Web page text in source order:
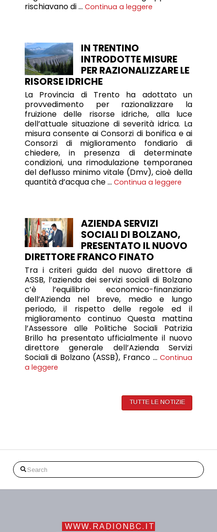
rischiavano di … Continua a leggere
IN TRENTINO
INTRODOTTE MISURE
PER RAZIONALIZZARE LE
RISORSE IDRICHE
La Provincia di Trento ha adottato un
provvedimento per razionalizzare la
fruizione delle risorse idriche, alla luce
dell’attuale situazione di severità idrica. La
misura consente ai Consorzi di bonifica e ai
Consorzi di miglioramento fondiario di
chiedere, in presenza di determinate
condizioni, una rimodulazione temporanea
del deflusso minimo vitale (Dmv), cioè della
quantità d’acqua che … Continua a leggere
AZIENDA SERVIZI
SOCIALI DI BOLZANO,
PRESENTATO IL NUOVO
DIRETTORE FRANCO FINATO
Tra i criteri guida del nuovo direttore di
ASSB, l’azienda dei servizi sociali di Bolzano
c’è l’equilibrio economico-finanziario
dell’Azienda nel breve, medio e lungo
periodo, il rispetto delle regole ed il
miglioramento continuo Questa mattina
l’Assessore alle Politiche Sociali Patrizia
Brillo ha presentato ufficialmente il nuovo
direttore generale dell’Azienda Servizi
Sociali di Bolzano (ASSB), Franco …Continua
a leggere
TUTTE LE NOTIZIE
Search
WWW.RADIONBC.IT